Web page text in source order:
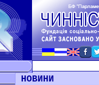
НОВИНИ